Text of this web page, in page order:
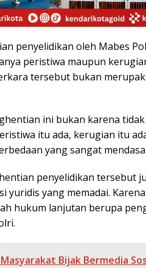
penyelidikan oleh Mabes
peristiwa maupun
tersebut bukan
ini bukan karena
itu ada, kerugian itu
yang sangat
penyelidikan tersebut
yuridis yang memadai.
hukum lanjutan berupa
Bijak Bermedia